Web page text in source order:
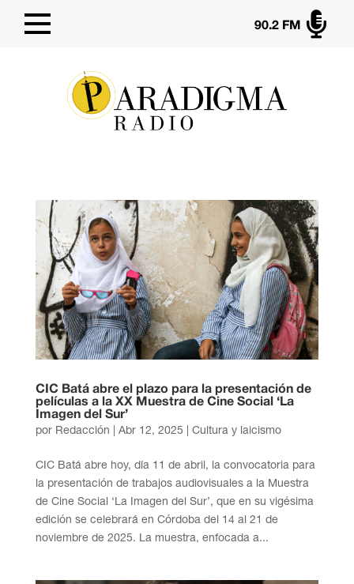

90.2 FM
CIC Batá abre el plazo para la presentación de
películas a la XX Muestra de Cine Social ‘La
Imagen del Sur’
por Redacción Abr 12, 2025 Cultura y laicismo
CIC Batá abre hoy, día 11 de abril, la convocatoria para
la presentación de trabajos audiovisuales a la Muestra
de Cine Social ‘La Imagen del Sur’, que en su vigésima
edición se celebrará en Córdoba del 14 al 21 de
noviembre de 2025. La muestra, enfocada a...